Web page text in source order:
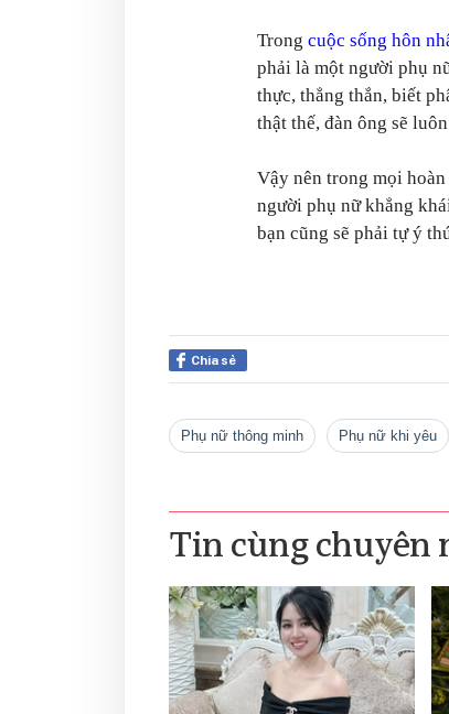
Trong cuộc sống hôn
phải là một người phụ
thực, thẳng thắn, biết
thật thế, đàn ông sẽ
Vậy nên trong mọi
người phụ nữ khẳng
bạn cũng sẽ phải tự ý
Chia sẻ
phụ nữ thông minh phụ nữ khi yêu
Tin cùng chuyên